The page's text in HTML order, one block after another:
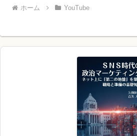
ホーム YouTube